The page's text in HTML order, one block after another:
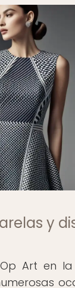
y
Art en